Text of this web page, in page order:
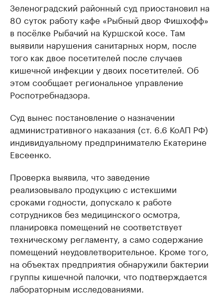
Зеленоградский районный суд приостановил на
80 суток работу кафе «Рыбный двор Фишхофф»
в посёлке Рыбачий на Куршской косе. Там
выявили нарушения санитарных норм, после
того как двое посетителей после случаев
кишечной инфекции у двоих посетителей. Об
этом сообщает региональное управление
Роспотребнадзора.
Суд вынес постановление о назначении
административного наказания (ст. 6.6 КоАП РФ)
индивидуальному предпринимателю Екатерине
Евсеенко.
Проверка выявила, что заведение
реализовывало продукцию с истекшими
сроками годности, допускало к работе
сотрудников без медицинского осмотра,
планировка помещений не соответствует
техническому регламенту, а само содержание
помещений неудовлетворительное. Кроме того,
на объектах предприятия обнаружили бактерии
группы кишечной палочки, что подтверждается
лабораторным исследованиями.